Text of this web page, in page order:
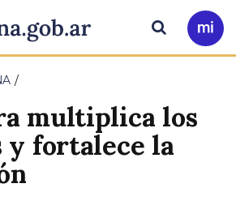
principal
Ir
a
Buscar
multiplica los
y fortalece la